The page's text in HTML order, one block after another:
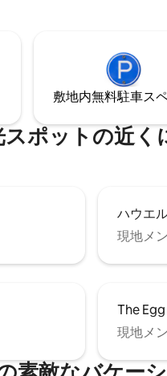
敷地内無料駐⁠車ス⁠
ポットの近く
ハウエ
現地メ
The Egg
現地メ